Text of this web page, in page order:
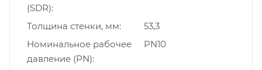
(SDR)
Толщина стенки, мм
53,3
Номинальное рабочее
давление (PN)
PN10